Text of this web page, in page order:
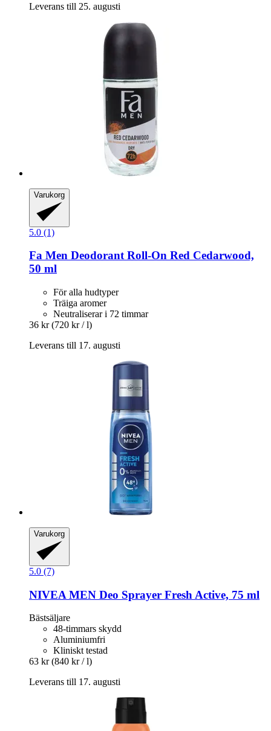
Leverans till 25. augusti
Varukorg
5.0 (1)
Fa Men Deodorant Roll-​On Red Cedarwood,
50 ml
För alla hudtyper
Träiga aromer
Neutraliserar i 72 timmar
36 kr (720 kr / l)
Leverans till 17. augusti
Varukorg
5.0 (7)
NIVEA MEN Deo Sprayer Fresh Active, 75 ml
Bästsäljare
48-timmars skydd
Aluminiumfri
Kliniskt testad
63 kr (840 kr / l)
Leverans till 17. augusti